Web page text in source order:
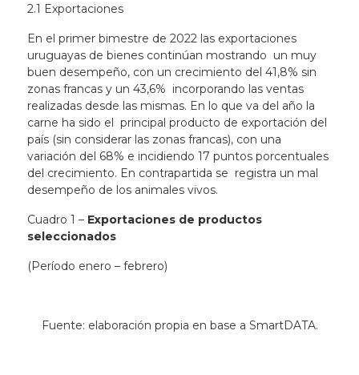
2.1 Exportaciones
En el primer bimestre de 2022 las exportaciones
uruguayas de bienes continúan mostrando un muy
buen desempeño, con un crecimiento del 41,8% sin
zonas francas y un 43,6% incorporando las ventas
realizadas desde las mismas. En lo que va del año la
carne ha sido el principal producto de exportación del
país (sin considerar las zonas francas), con una
variación del 68% e incidiendo 17 puntos porcentuales
del crecimiento. En contrapartida se registra un mal
desempeño de los animales vivos.
Cuadro 1 – Exportaciones de productos
seleccionados
(Período enero – febrero)
Fuente: elaboración propia en base a SmartDATA.